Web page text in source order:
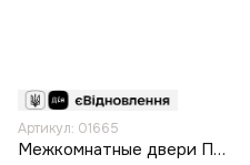
Артикул: 01665
Межкомнатные двери Папа Карло ML-802